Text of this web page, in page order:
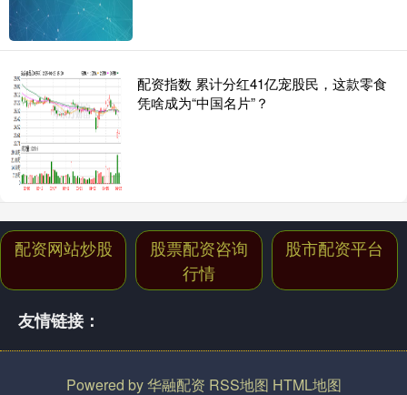
配资指数 累计分红41亿宠股民，这款零食
凭啥成为“中国名片”？
配资网站炒股
股票配资咨询
行情
股市配资平台
友情链接：
Powered by华融配资 RSS地图 HTML地图